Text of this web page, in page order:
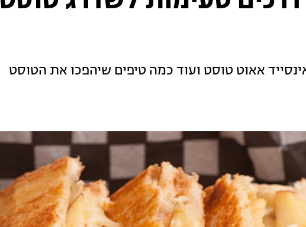
אאוט טוסט ועוד כמה טיפים שיהפכו את הטוסט